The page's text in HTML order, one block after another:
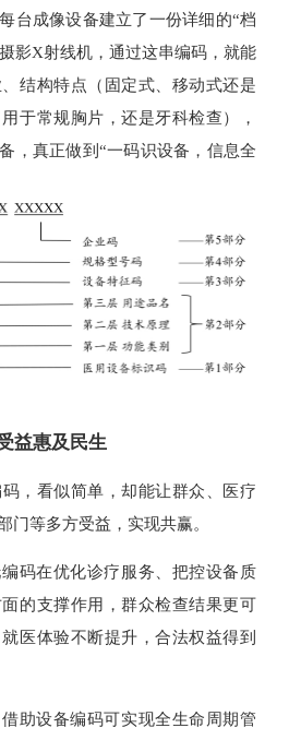
台成像设备建立了一份详细的“档
影X射线机，通过这串编码，就能
结构特点（固定式、移动式还是
于常规胸片，还是牙科检查），
，真正做到“一码识设备，信息全
益惠及民生
，看似简单，却能让群众、医疗
门等多方受益，实现共赢。
码在优化诊疗服务、把控设备质
的支撑作用，群众检查结果更可
医体验不断提升，合法权益得到
助设备编码可实现全生命周期管